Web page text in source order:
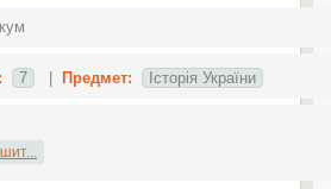
7 Предмет: Історія України